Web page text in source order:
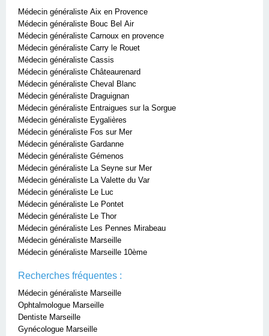
Médecin généraliste Aix en Provence
Médecin généraliste Bouc Bel Air
Médecin généraliste Carnoux en provence
Médecin généraliste Carry le Rouet
Médecin généraliste Cassis
Médecin généraliste Châteaurenard
Médecin généraliste Cheval Blanc
Médecin généraliste Draguignan
Médecin généraliste Entraigues sur la Sorgue
Médecin généraliste Eygalières
Médecin généraliste Fos sur Mer
Médecin généraliste Gardanne
Médecin généraliste Gémenos
Médecin généraliste La Seyne sur Mer
Médecin généraliste La Valette du Var
Médecin généraliste Le Luc
Médecin généraliste Le Pontet
Médecin généraliste Le Thor
Médecin généraliste Les Pennes Mirabeau
Médecin généraliste Marseille
Médecin généraliste Marseille 10ème
Recherches fréquentes :
Médecin généraliste Marseille
Ophtalmologue Marseille
Dentiste Marseille
Gynécologue Marseille